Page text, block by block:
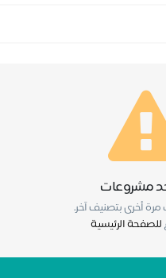
مشروعات
أخرى بتصنيف آخر.
للصفحة الرئيسية